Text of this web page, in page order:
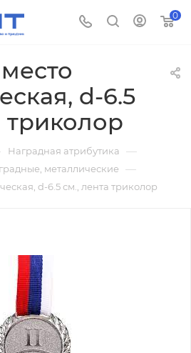
0
d-6.5
триколор
Наградная атрибутика —
металлические —
d-6.5 см., лента триколор